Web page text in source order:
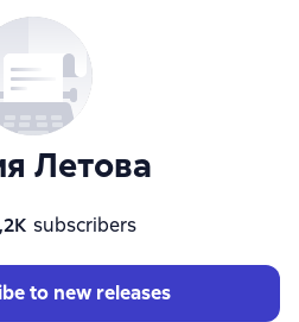
Летова
subscribers
to new releases